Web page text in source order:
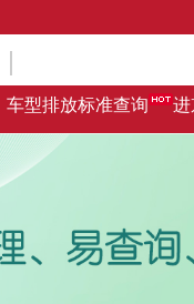
车型排放标准查询 进